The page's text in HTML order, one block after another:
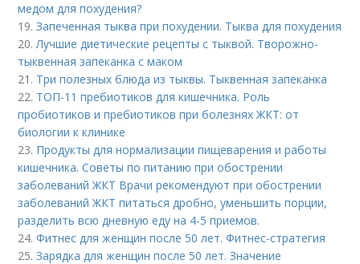
медом для похудения?
19.Запеченная тыква при похудении. Тыква для похудения
20.Лучшие диетические рецепты с тыквой. Творожно-
тыквенная запеканка с маком
21. Три полезных блюда из тыквы. Тыквенная запеканка
22. ТОП-11 пребиотиков для кишечника. Роль
пробиотиков и пребиотиков при болезнях ЖКТ: от
биологии к клинике
23. Продукты для нормализации пищеварения и работы
кишечника. Советы по питанию при обострении
заболеваний ЖКТ Врачи рекомендуют при обострении
заболеваний ЖКТ питаться дробно, уменьшить порции,
разделить всю дневную еду на 4-5 приемов.
24.Фитнес для женщин после 50 лет. Фитнес-стратегия
25.Зарядка для женщин после 50 лет. Значение